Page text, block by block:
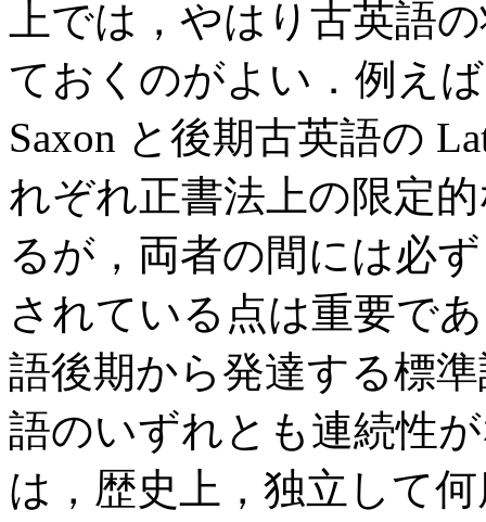
上では，やはり古英語
ておくのがよい．例え
Saxon と後期古英語の
れぞれ正書法上の限定
るが，両者の間には必
されている点は重要で
語後期から発達する標
語のいずれとも連続性
は，歴史上，独立して